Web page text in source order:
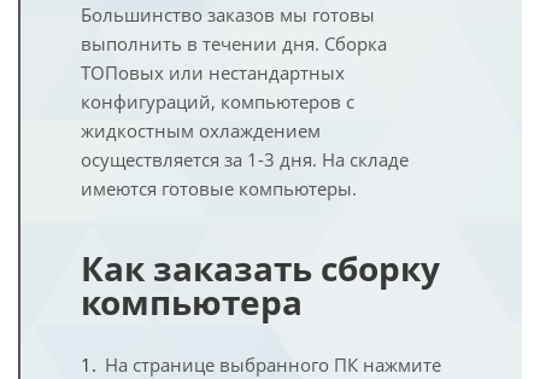
Большинство заказов мы готовы
выполнить в течении дня. Сборка
ТОПовых или нестандартных
конфигураций, компьютеров с
жидкостным охлаждением
осуществляется за 1-3 дня. На складе
имеются готовые компьютеры.
Как заказать сборку
компьютера
На странице выбранного ПК нажмите